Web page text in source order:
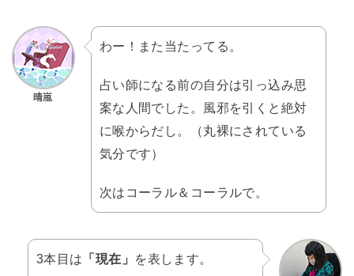
わー！また当たってる。
占い師になる前の自分は引っ込み思
案な人間でした。風邪を引くと絶対
に喉からだし。（丸裸にされている
気分です）
次はコーラル＆コーラルで。
3本目は 「現在」 を表します。